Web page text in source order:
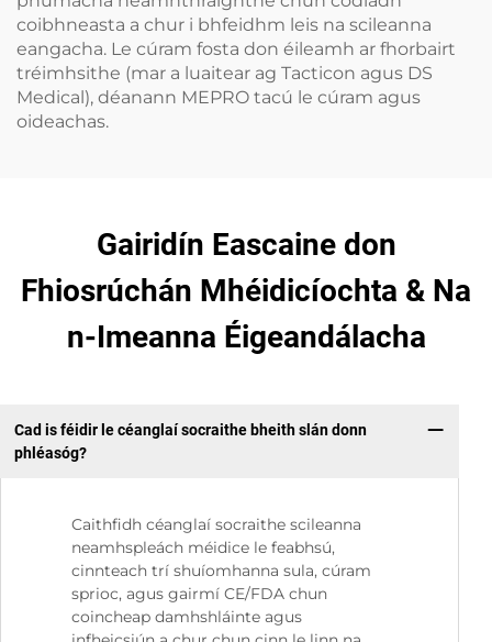
coibhneasta a chur i bhfeidhm leis na scileanna
eangacha. Le cúram fosta don éileamh ar fhorbairt
tréimhsithe (mar a luaitear ag Tacticon agus DS
Medical), déanann MEPRO tacú le cúram agus
oideachas.
Gairidín Eascaine don
Fhiosrúchán Mhéidicíochta & Na
n-Imeanna Éigeandálacha
Cad is féidir le céanglaí socraithe bheith slán donn
phléasóg?
Caithfidh céanglaí socraithe scileanna
neamhspleách méidice le feabhsú,
cinnteach trí shuíomhanna sula, cúram
sprioc, agus gairmí CE/FDA chun
coincheap damhshláinte agus